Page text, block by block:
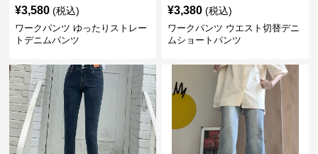
¥3,580 (税込)
ワークパンツ ゆったりストレー
トデニムパンツ
¥3,380 (税込)
ワークパンツ ウエスト切替デニ
ムショートパンツ